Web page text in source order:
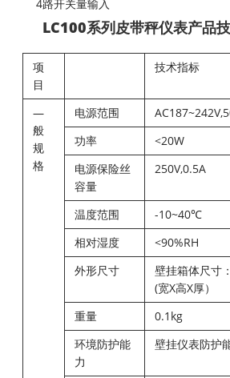
4路开关量输入
LC100系列皮带秤仪表产品技术
项
目
技术指标
—
般
规
格
电源范围
功率
<20W
电源保险丝
容量
250V,0.5A
温度范围
-10~40℃
相对湿度
<90%RH
外形尺寸
壁挂箱体尺寸
(宽X高X厚）
重量
0.1kg
环境防护能
力
壁挂仪表防护